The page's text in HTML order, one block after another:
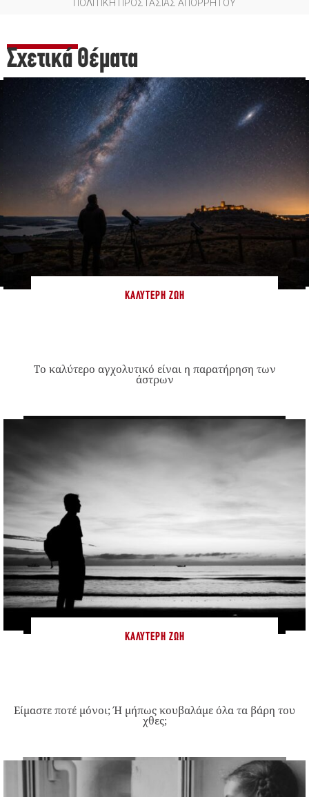
ΠΟΛΙΤΙΚΗ ΠΡΟΣΤΑΣΙΑΣ ΑΠΟΡΡΗΤΟΥ
Σχετικά Θέματα
ΚΑΛΎΤΕΡΗ ΖΩΉ
Το καλύτερο αγχολυτικό είναι η παρατήρηση των
άστρων
ΚΑΛΎΤΕΡΗ ΖΩΉ
Είμαστε ποτέ μόνοι; Ή μήπως κουβαλάμε όλα τα βάρη του
χθες;